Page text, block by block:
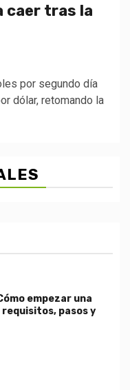
caer tras la
por segundo día
dólar, retomando la
empezar una
pasos y